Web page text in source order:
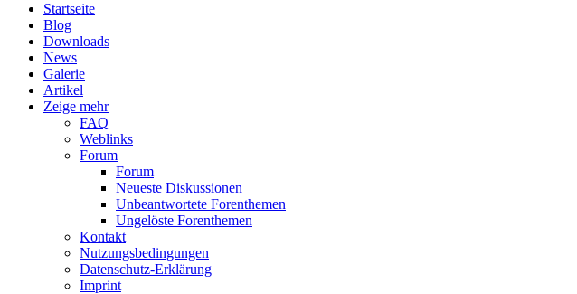
Startseite
Blog
Downloads
News
Galerie
Artikel
Zeige mehr
FAQ
Weblinks
Forum
Forum
Neueste Diskussionen
Unbeantwortete Forenthemen
Ungelöste Forenthemen
Kontakt
Nutzungsbedingungen
Datenschutz-Erklärung
Imprint